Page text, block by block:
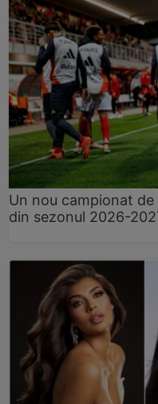
Un nou campionat
din sezonul 2026-